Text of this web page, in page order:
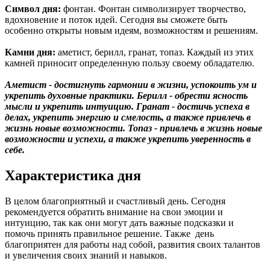
Символ дня: фонтан. Фонтан символизирует творчество,
вдохновение и поток идей. Сегодня вы сможете быть
особенно открыты новым идеям, возможностям и решениям.
Камни дня: аметист, берилл, гранат, топаз. Каждый из этих
камней приносит определенную пользу своему обладателю.
Аметист - достигнуть гармонии в жизни, успокоить ум и
укрепить духовные практики. Берилл - обрести ясность
мысли и укрепить интуицию. Гранат - достичь успеха в
делах, укрепить энергию и смелость, а также привлечь в
жизнь новые возможности. Топаз - привлечь в жизнь новые
возможности и успехи, а также укрепить уверенность в
себе.
Характеристика дня
В целом благоприятный и счастливый день. Сегодня
рекомендуется обратить внимание на свои эмоции и
интуицию, так как они могут дать важные подсказки и
помочь принять правильное решение. Также день
благоприятен для работы над собой, развития своих талантов
и увеличения своих знаний и навыков.